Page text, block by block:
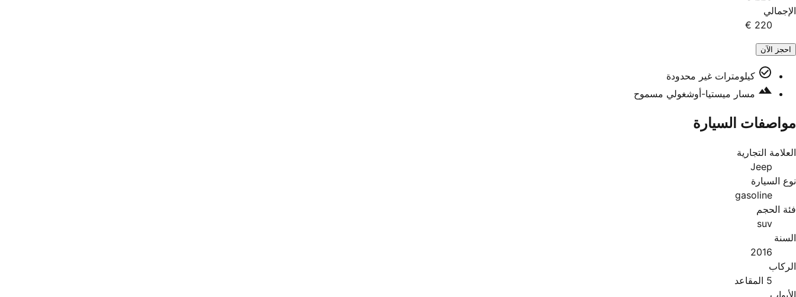
الإجمالي
220 €
احجز الآن
كيلومترات غير محدودة
مسار ميستيا-أوشغولي مسموح
مواصفات السيارة
العلامة التجارية
Jeep
نوع السيارة
gasoline
فئة الحجم
suv
السنة
2016
الركاب
5 المقاعد